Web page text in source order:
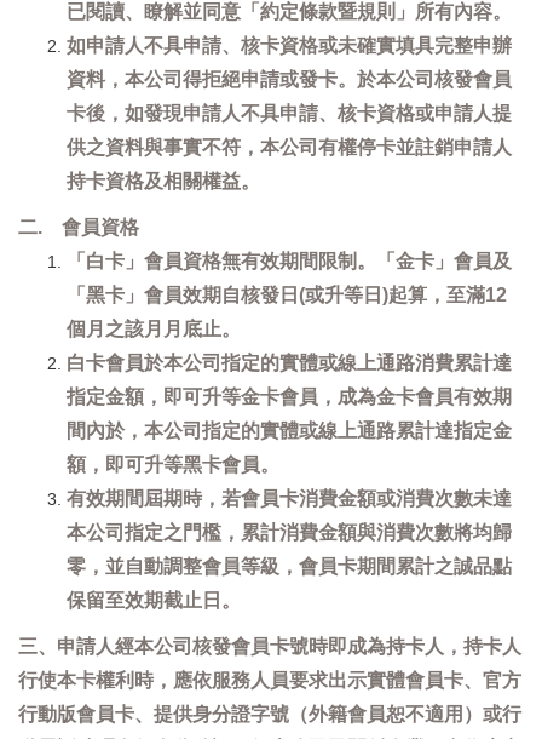
已閱讀、瞭解並同意「約定條款暨規則」所有內容。
如申請人不具申請、核卡資格或未確實填具完整申辦
資料，本公司得拒絕申請或發卡。於本公司核發會員
卡後，如發現申請人不具申請、核卡資格或申請人提
供之資料與事實不符，本公司有權停卡並註銷申請人
持卡資格及相關權益。
二. 會員資格
「白卡」會員資格無有效期間限制。「金卡」會員及
「黑卡」會員效期自核發日(或升等日)起算，至滿12
個月之該月月底止。
白卡會員於本公司指定的實體或線上通路消費累計達
指定金額，即可升等金卡會員，成為金卡會員有效期
間內於，本公司指定的實體或線上通路累計達指定金
額，即可升等黑卡會員。
有效期間屆期時，若會員卡消費金額或消費次數未達
本公司指定之門檻，累計消費金額與消費次數將均歸
零，並自動調整會員等級，會員卡期間累計之誠品點
保留至效期截止日。
三、申請人經本公司核發會員卡號時即成為持卡人，持卡人
行使本卡權利時，應依服務人員要求出示實體會員卡、官方
行動版會員卡、提供身分證字號（外籍會員恕不適用）或行